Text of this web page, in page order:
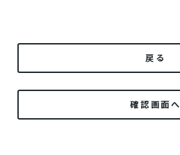
戻る
確認画面へ